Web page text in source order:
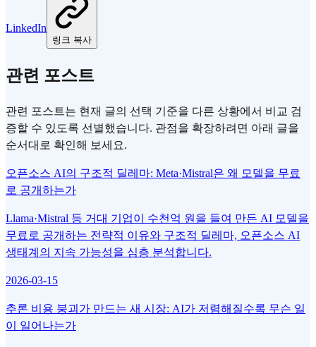
LinkedIn
링크 복사
관련 포스트
관련 포스트는 현재 글의 선택 기준을 다른 상황에서 비교 검
증할 수 있도록 선별했습니다. 관점을 확장하려면 아래 글을
순서대로 확인해 보세요.
오픈소스 AI의 구조적 딜레마: Meta·Mistral은 왜 모델을 무료
로 공개하는가
Llama·Mistral 등 거대 기업이 수천억 원을 들여 만든 AI 모델을
무료로 공개하는 전략적 이유와 구조적 딜레마, 오픈소스 AI
생태계의 지속 가능성을 심층 분석합니다.
2026-03-15
추론 비용 붕괴가 만드는 새 시장: AI가 저렴해질수록 무슨 일
이 일어나는가